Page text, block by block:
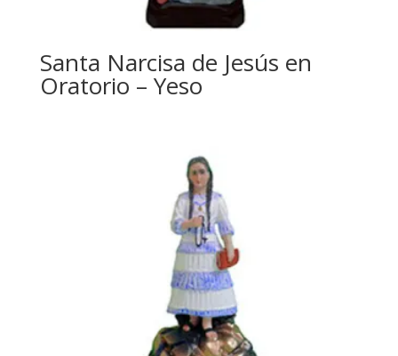
Santa Narcisa de Jesús en
Oratorio – Yeso